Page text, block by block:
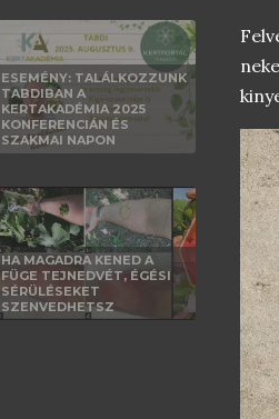
ESEMÉNY: TALÁLKOZZUNK
TABDIBAN A
KERTAKADÉMIA 2025
KONFERENCIÁN ÉS
SZAKMAI NAPON
HA MAGADRA KENED A
FÜGE TEJNEDVÉT, ÉGÉSI
SÉRÜLÉSEKET
SZENVEDHETSZ